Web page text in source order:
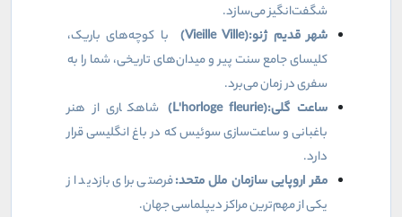
شگفت‌انگیز می‌سازد.
شهر قدیم ژنو(Vieille Ville):
با کوچه‌های باریک،
کلیسای جامع سنت پیر و میدان‌های تاریخی، شما را به
سفری در زمان می‌برد.
ساعت گلی(L'horloge fleurie): شاهکاری از هنر
باغبانی و ساعت‌سازی سوئیس که در باغ انگلیسی قرار
دارد.
مقر اروپایی سازمان ملل متحد:فرصتی برای بازدید از
یکی از مهم‌ترین مراکز دیپلماسی جهان.